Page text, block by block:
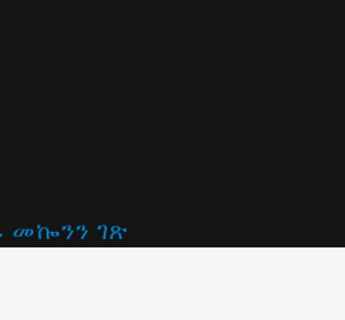
መኰንን ገጽ